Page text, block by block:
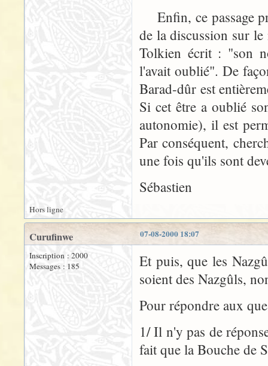
Enfin, ce passage
de la discussion sur
Tolkien écrit : "son
l'avait oublié". De
Barad-dûr est
Si cet être a oublié
autonomie), il est
Par conséquent,
une fois qu'ils sont
Sébastien
Hors ligne
07-08-2000 18:07
Curufinwe
Inscription : 2000
Messages : 185
Et puis, que les
soient des Nazgûls,
Pour répondre aux
1/ Il n'y pas de
fait que la Bouche de